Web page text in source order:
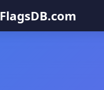
FlagsDB.com